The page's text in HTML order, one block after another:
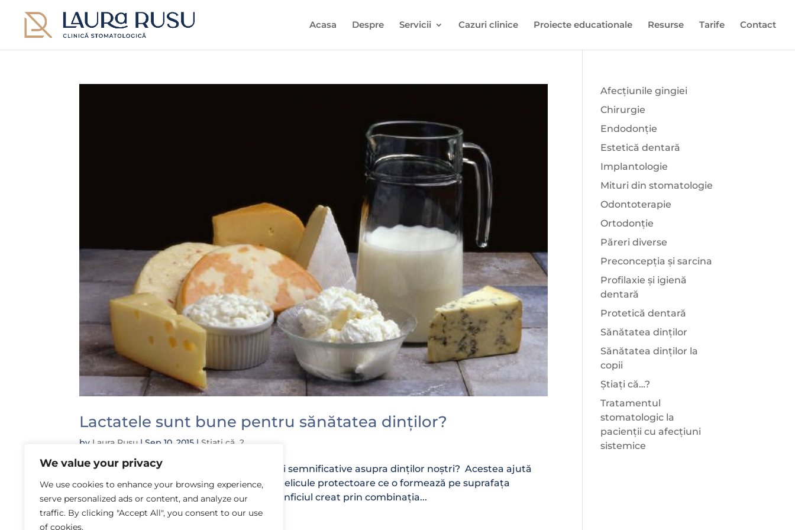
We value your privacy
We use cookies to enhance your browsing experience,
serve personalized ads or content, and analyze our
traffic. By clicking "Accept All", you consent to our use
of cookies.
Acasa Despre Servicii Cazuri clinice Proiecte educationale Resurse Tarife Contact
Lactatele sunt bune pentru sănătatea dinților?
by Laura Rusu |Sep 10, 2015 |Știați că...?
Știați că laptele, iaurtul, brânza au beneficii semnificative asupra dinților noștri? Acestea ajută
împotriva eroziunii dentare datorită unei pelicule protectoare ce o formează pe suprafața
dinților. Acum vă puteți da seama și de benficiul creat prin combinația...
Afecțiunile gingiei
Chirurgie
Endodonție
Estetică dentară
Implantologie
Mituri din stomatologie
Odontoterapie
Ortodonție
Păreri diverse
Preconcepția și sarcina
Profilaxie și igienă
dentară
Protetică dentară
Sănătatea dinților
Sănătatea dinților la
copii
Știați că…?
Tratamentul
stomatologic la
pacienții cu afecțiuni
sistemice